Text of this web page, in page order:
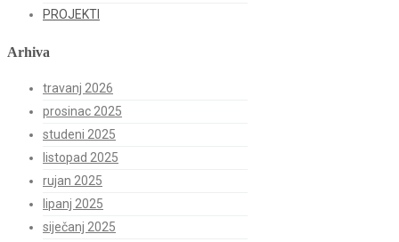
PROJEKTI
Arhiva
travanj 2026
prosinac 2025
studeni 2025
listopad 2025
rujan 2025
lipanj 2025
siječanj 2025